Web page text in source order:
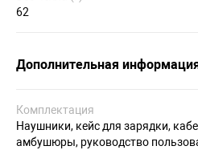
62
Дополнительная
Комплектация
Наушники, кейс для зарядки,
амбушюры, руководство